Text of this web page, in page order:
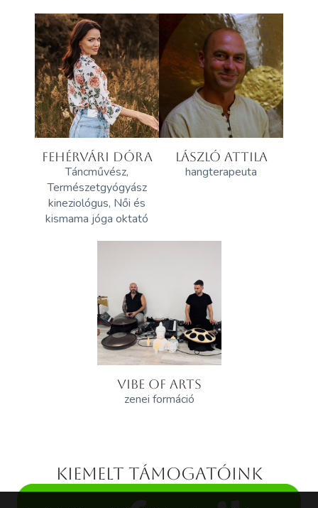
FEHÉRVÁRI DÓRA
Táncművész,
Természetgyógyász
kineziológus, Női és
kismama jóga oktató
LÁSZLÓ ATTILA
hangterapeuta
VIBE OF ARTS
zenei formáció
Kiemelt támogatóink